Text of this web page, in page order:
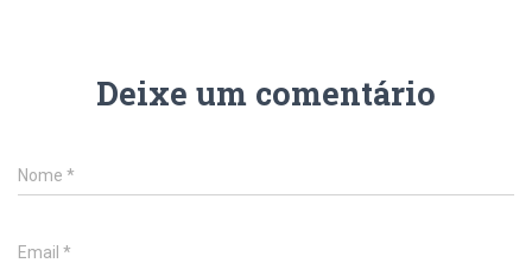
Deixe um comentário
Nome *
Email *